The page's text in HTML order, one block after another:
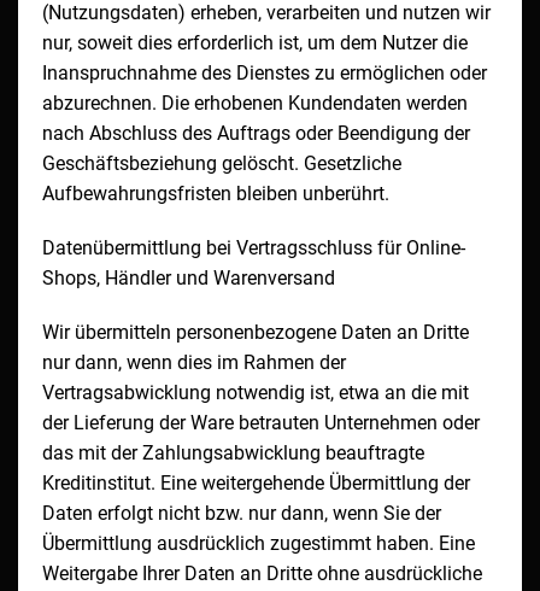
(Nutzungsdaten) erheben, verarbeiten und nutzen wir
nur, soweit dies erforderlich ist, um dem Nutzer die
Inanspruchnahme des Dienstes zu ermöglichen oder
abzurechnen. Die erhobenen Kundendaten werden
nach Abschluss des Auftrags oder Beendigung der
Geschäftsbeziehung gelöscht. Gesetzliche
Aufbewahrungsfristen bleiben unberührt.
Datenübermittlung bei Vertragsschluss für Online-
Shops, Händler und Warenversand
Wir übermitteln personenbezogene Daten an Dritte
nur dann, wenn dies im Rahmen der
Vertragsabwicklung notwendig ist, etwa an die mit
der Lieferung der Ware betrauten Unternehmen oder
das mit der Zahlungsabwicklung beauftragte
Kreditinstitut. Eine weitergehende Übermittlung der
Daten erfolgt nicht bzw. nur dann, wenn Sie der
Übermittlung ausdrücklich zugestimmt haben. Eine
Weitergabe Ihrer Daten an Dritte ohne ausdrückliche